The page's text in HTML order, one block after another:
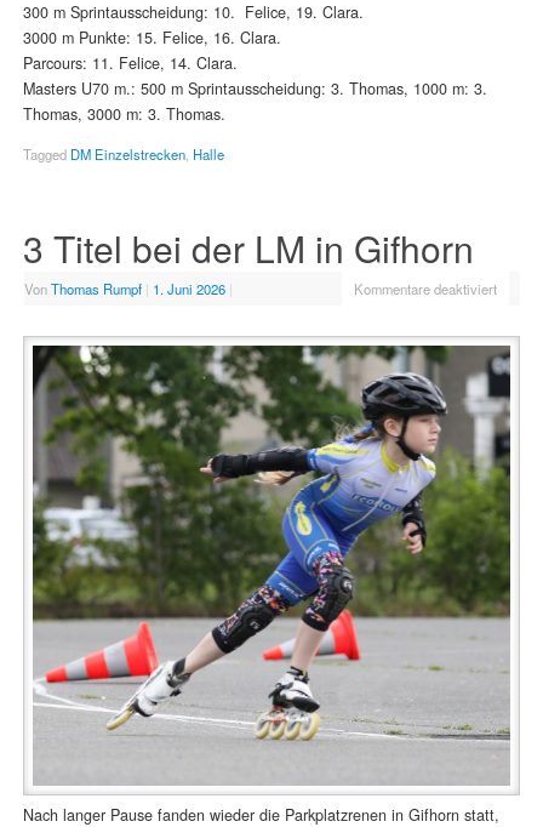
300 m Sprintausscheidung: 10. Felice, 19. Clara.
3000 m Punkte: 15. Felice, 16. Clara.
Parcours: 11. Felice, 14. Clara.
Masters U70 m.: 500 m Sprintausscheidung: 3. Thomas, 1000 m: 3.
Thomas, 3000 m: 3. Thomas.
Tagged DM Einzelstrecken, Halle
3 Titel bei der LM in Gifhorn
VonThomas Rumpf | 1. Juni 2026 | Kommentare deaktiviert
Nach langer Pause fanden wieder die Parkplatzrenen in Gifhorn statt,